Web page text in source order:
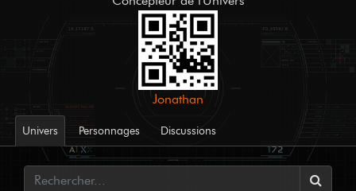
Jonathan
Univers Personnages Discussions